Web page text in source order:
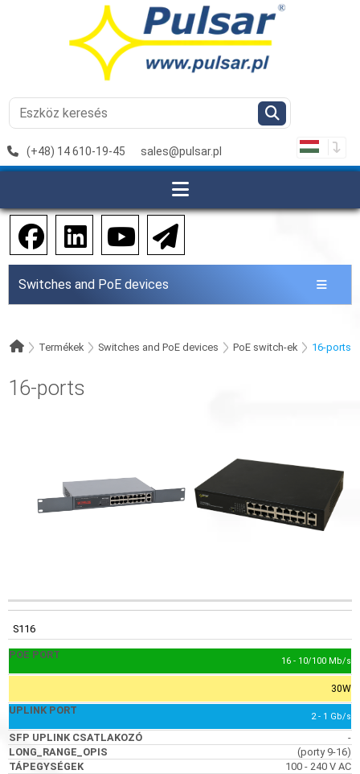
(+48) 14 610-19-45 sales@pulsar.pl
Switches and PoE devices
Termékek Switches and PoE devices PoE switch-ek 16-ports
16-ports
S116
16 - 10/100 Mb/s
30W
2 - 1 Gb/s
-
(porty 9-16)
100 - 240 V AC